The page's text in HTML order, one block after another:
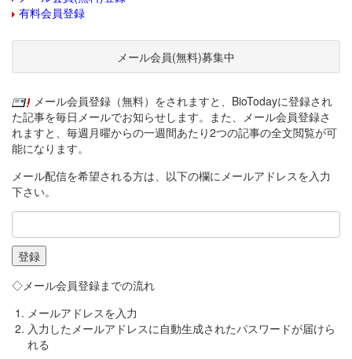
有料会員登録
メール会員(無料)募集中
メール会員登録（無料）をされますと、BioTodayに登録され
た記事を毎日メールでお知らせします。また、メール会員登録さ
れますと、毎週月曜からの一週間あたり2つの記事の全文閲覧が可
能になります。
メール配信を希望される方は、以下の欄にメールアドレスを入力
下さい。
◇メール会員登録までの流れ
メールアドレスを入力
入力したメールアドレスに自動生成されたパスワードが届けら
れる